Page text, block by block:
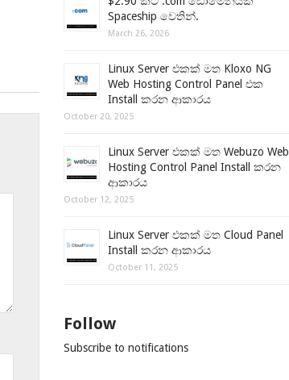
Spaceship වෙතින්.
March 26, 2026
Linux Server එකක් මත Kloxo NG
Web Hosting Control Panel එක
Install කරන ආකාරය
October 20, 2025
Linux Server එකක් මත Webuzo Web
Hosting Control Panel Install කරන
ආකාරය
October 12, 2025
Linux Server එකක් මත Cloud Panel
Install කරන ආකාරය
October 11, 2025
Follow
Subscribe to notifications